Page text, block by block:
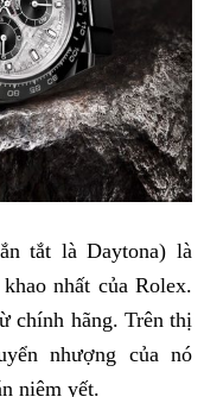
tắt là Daytona) là
nhất của Rolex.
chính hãng. Trên thị
nhượng của nó
niêm yết.